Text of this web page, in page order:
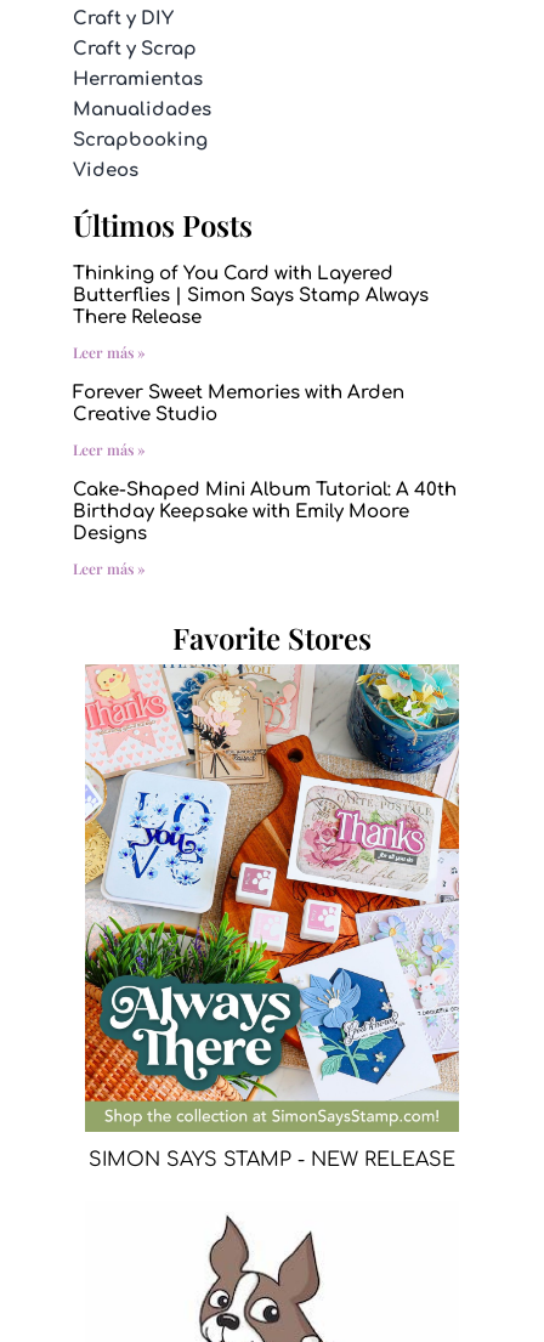
Craft y DIY
Craft y Scrap
Herramientas
Manualidades
Scrapbooking
Videos
Últimos Posts
Thinking of You Card with Layered
Butterflies | Simon Says Stamp Always
There Release
Leer más »
Forever Sweet Memories with Arden
Creative Studio
Leer más »
Cake-Shaped Mini Album Tutorial: A 40th
Birthday Keepsake with Emily Moore
Designs
Leer más »
Favorite Stores
SIMON SAYS STAMP - NEW RELEASE